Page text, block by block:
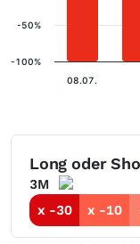
08.07.
-100%
-50%
Long oder
3M
x -30
x -10